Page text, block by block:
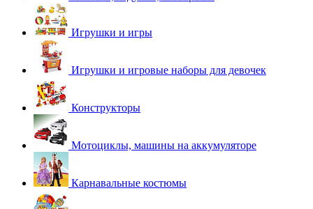
Игрушки и игры
Игрушки и игровые наборы для девочек
Конструкторы
Мотоциклы, машины на аккумуляторе
Карнавальные костюмы